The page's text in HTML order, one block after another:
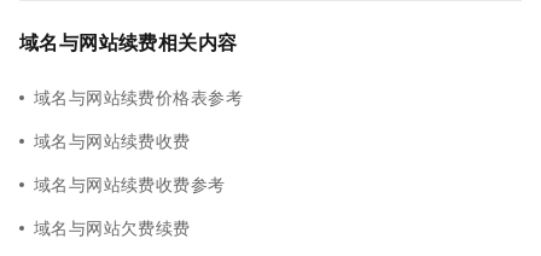
域名与网站续费相关内容
域名与网站续费价格表参考
域名与网站续费收费
域名与网站续费收费参考
域名与网站欠费续费